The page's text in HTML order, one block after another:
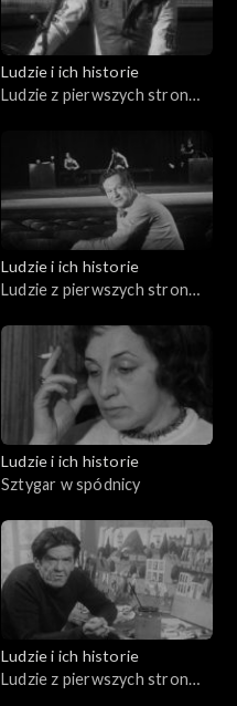
Ludzie i ich historie
Ludzie z pierwszych stron
Ludzie i ich historie
Ludzie z pierwszych stron
Ludzie i ich historie
Sztygar w spódnicy
Ludzie i ich historie
Ludzie z pierwszych stron